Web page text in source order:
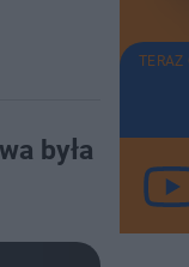
była
TERAZ